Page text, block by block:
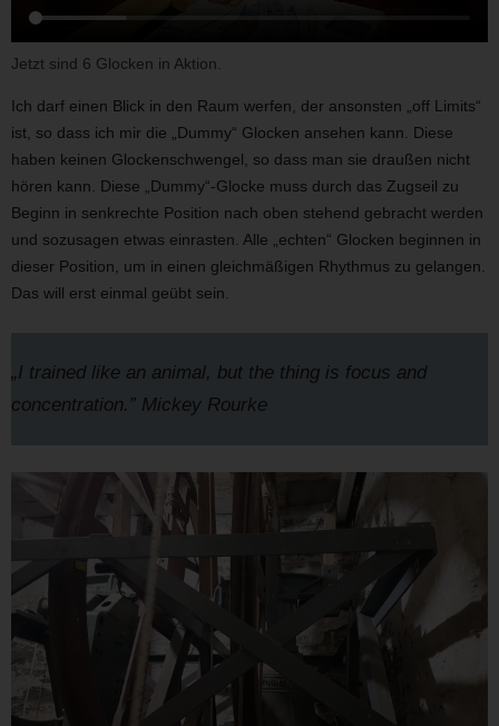
Jetzt sind 6 Glocken in Aktion.
Ich darf einen Blick in den Raum werfen, der ansonsten „off Limits“
ist, so dass ich mir die „Dummy“ Glocken ansehen kann. Diese
haben keinen Glockenschwengel, so dass man sie draußen nicht
hören kann. Diese „Dummy“-Glocke muss durch das Zugseil zu
Beginn in senkrechte Position nach oben stehend gebracht werden
und sozusagen etwas einrasten. Alle „echten“ Glocken beginnen in
dieser Position, um in einen gleichmäßigen Rhythmus zu gelangen.
Das will erst einmal geübt sein.
„I trained like an animal, but the thing is focus and
concentration.” Mickey Rourke